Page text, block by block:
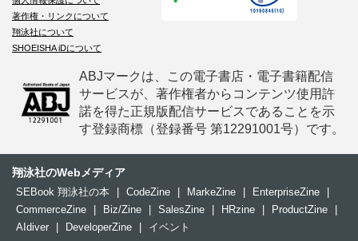
著作権・リンクについて
翔泳社について
SHOEISHA iDについて
ABJマークは、この電子書店・電子書籍配信
サービスが、著作権者からコンテンツ使用許
諾を得た正規版配信サービスであることを示
す登録商標（登録番号 第12291001号）です。
翔泳社のWebメディア
SEBook 翔泳社の本 | CodeZine | MarkeZine | EnterpriseZine
|
CommerceZine
| Biz/Zine | SalesZine | HRzine | ProductZine
|
AIdiver
| DeveloperZine | イベント